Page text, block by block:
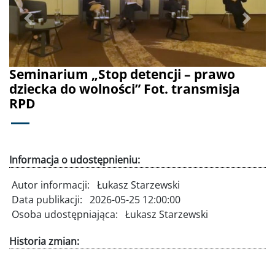
Seminarium „Stop detencji – prawo
dziecka do wolności” Fot. transmisja
RPD
Poprzednie Dalej
Informacja o udostępnieniu:
Autor informacji: Łukasz Starzewski
Data publikacji: 2026-05-25 12:00:00
Osoba udostępniająca: Łukasz Starzewski
Historia zmian: